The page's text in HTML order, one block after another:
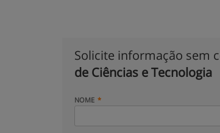
Solicite informação sem
de Ciências e Tecnologia
NOME